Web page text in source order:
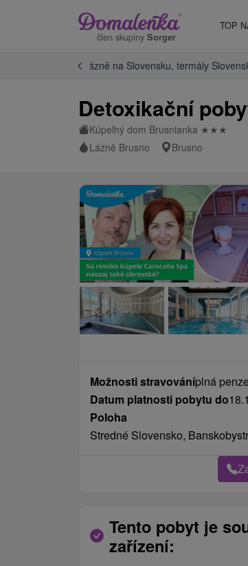
člen skupiny Sorger
TOP
Termální lázně na Slovensku, termály
Detoxikační
Kúpeľný dom Brusnianka ★ ★ ★
Lázně Brusno
Brusno
Možnosti stravováníplná penze
Datum platnosti pobytu do
Poloha
Stredné Slovensko,
Tento pobyt je
zařízení: